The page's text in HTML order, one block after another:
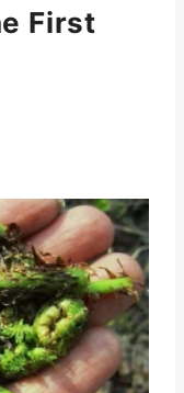
First